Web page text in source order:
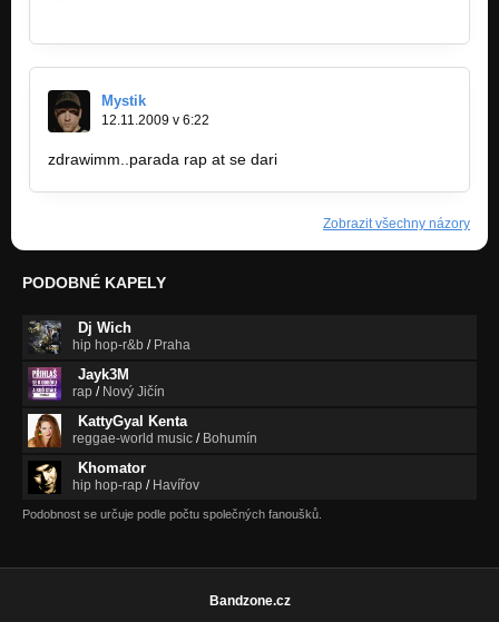
Mystik
12.11.2009 v 6:22
zdrawimm..parada rap at se dari
Zobrazit všechny názory
PODOBNÉ KAPELY
Dj Wich
hip hop-r&b / Praha
Jayk3M
rap / Nový Jičín
KattyGyal Kenta
reggae-world music / Bohumín
Khomator
hip hop-rap / Havířov
Podobnost se určuje podle počtu společných fanoušků.
Bandzone.cz